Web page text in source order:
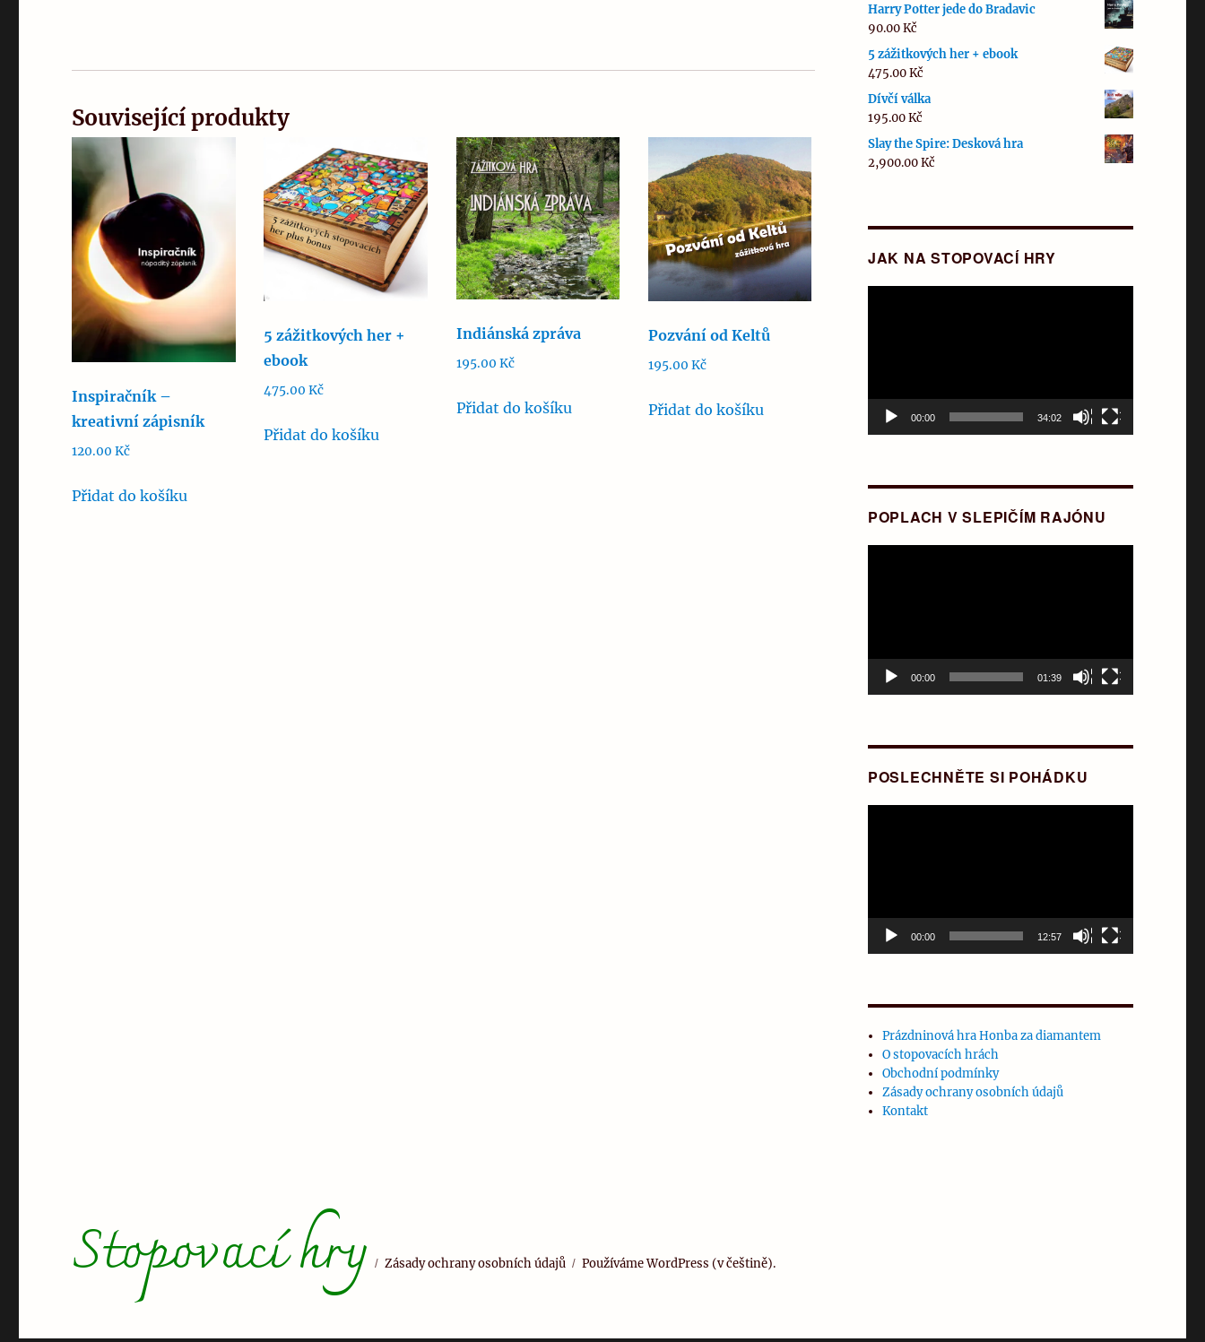
Související produkty
Inspiračník –
kreativní zápisník
120.00Kč
Přidat do košíku
5 zážitkových her +
ebook
475.00Kč
Přidat do košíku
Indiánská zpráva
195.00 Kč
Přidat do košíku
Pozvání od Keltů
195.00 Kč
Přidat do košíku
Harry Potter jede do Bradavic
90.00Kč
5 zážitkových her + ebook
475.00Kč
Dívčí válka
195.00Kč
Slay the Spire: Desková hra
2,900.00Kč
JAK NA STOPOVACÍ HRY
00:00 34:02
POPLACH V SLEPIČÍM RAJÓNU
00:00 01:39
POSLECHNĚTE SI POHÁDKU
00:00 12:57
Prázdninová hra Honba za diamantem
O stopovacích hrách
Obchodní podmínky
Zásady ochrany osobních údajů
Kontakt
Stopovací hry Zásady ochrany osobních údajů Používáme WordPress (v češtině).